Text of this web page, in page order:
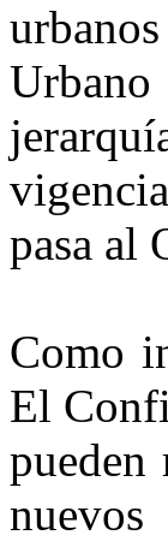
pasa al
Como
El
pueden